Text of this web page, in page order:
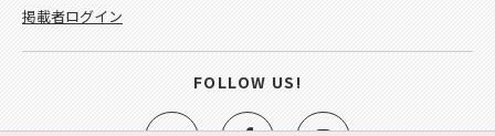
掲載者ログイン
FOLLOW US!